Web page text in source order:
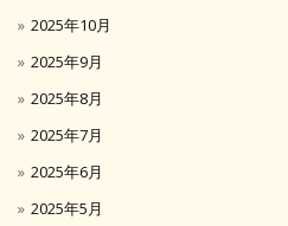
2025年10月
2025年9月
2025年8月
2025年7月
2025年6月
2025年5月